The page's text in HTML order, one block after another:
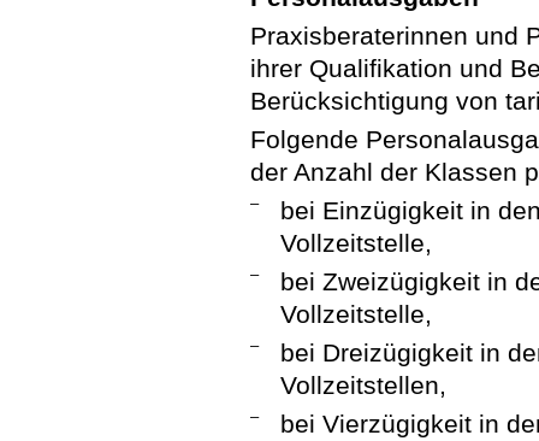
Praxisberaterinnen und
ihrer Qualifikation und
Berücksichtigung von
Folgende
der Anzahl der Klassen
–
bei Einzügigkeit in
Vollzeitstelle,
–
bei Zweizügigkeit in
Vollzeitstelle,
–
bei Dreizügigkeit in
Vollzeitstellen,
–
bei Vierzügigkeit in